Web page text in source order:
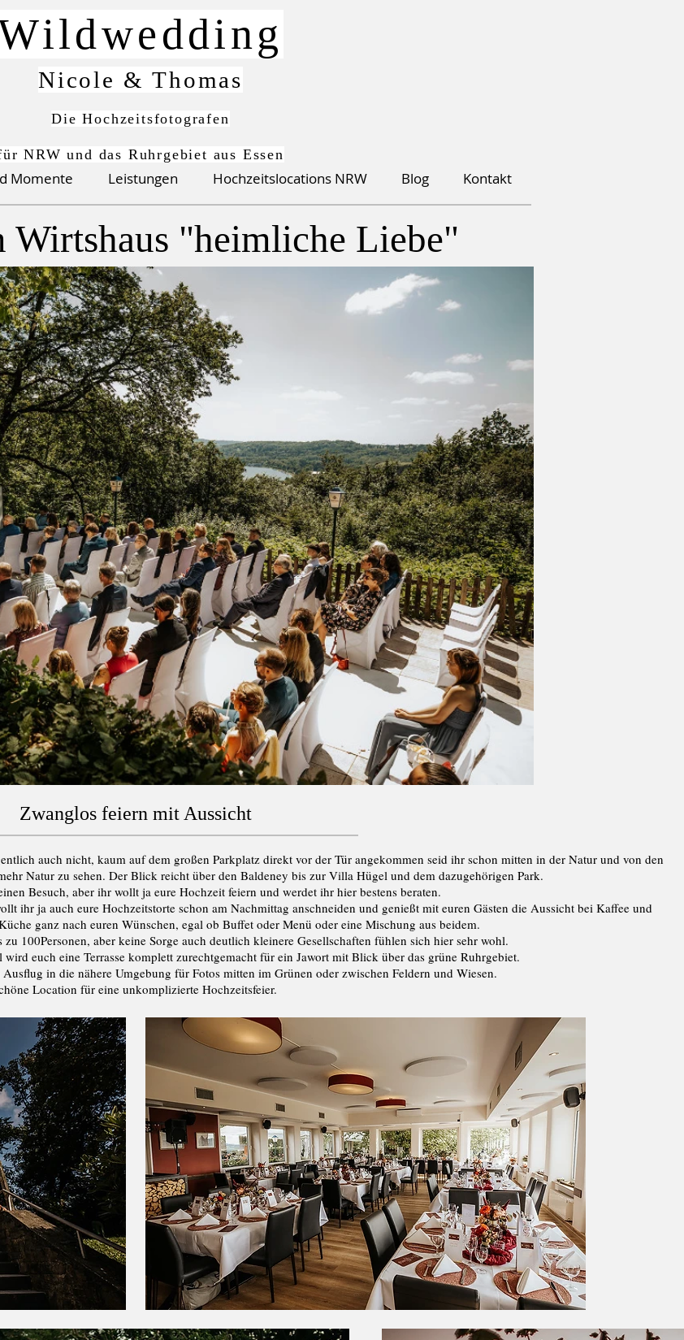
Momente Leistungen Hochzeitslocations NRW Blog Kontakt
Nicole & Thomas
Die Hochzeitsfotografen
NRW und das Ruhrgebiet aus Essen
Wirtshaus "heimliche Liebe"
Zwanglos feiern mit Aussicht
auch nicht, kaum auf dem großen Parkplatz direkt vor der Tür angekommen seid ihr schon mitten in der Natur und von den
Natur zu sehen. Der Blick reicht über den Baldeney bis zur Villa Hügel und dem dazugehörigen Park.
Besuch, aber ihr wollt ja eure Hochzeit feiern und werdet ihr hier bestens beraten.
ihr ja auch eure Hochzeitstorte schon am Nachmittag anschneiden und genießt mit euren Gästen die Aussicht bei Kaffee und
ganz nach euren Wünschen, egal ob Buffet oder Menü oder eine Mischung aus beidem.
100Personen, aber keine Sorge auch deutlich kleinere Gesellschaften fühlen sich hier sehr wohl.
euch eine Terrasse komplett zurechtgemacht für ein Jawort mit Blick über das grüne Ruhrgebiet.
in die nähere Umgebung für Fotos mitten im Grünen oder zwischen Feldern und Wiesen.
Location für eine unkomplizierte Hochzeitsfeier.